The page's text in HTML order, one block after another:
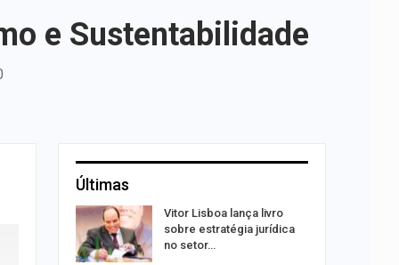
e Sustentabilidade
Últimas
Vitor Lisboa lança livro
sobre estratégia jurídica
no setor…